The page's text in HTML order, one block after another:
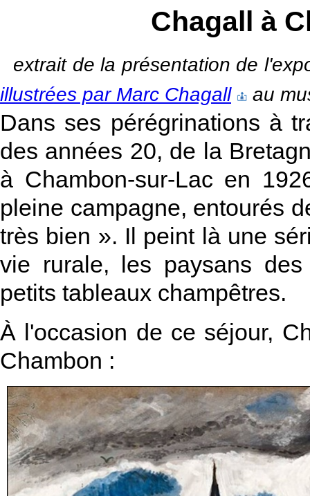
Chagall à
extrait de la présentation de
illustrées par Marc Chagall
au
Dans ses pérégrinations à
des années 20, de la
à Chambon-sur-Lac en
pleine campagne, entourés
très bien ». Il peint là une
vie rurale, les paysans
petits tableaux champêtres.
À l'occasion de ce séjour,
Chambon :